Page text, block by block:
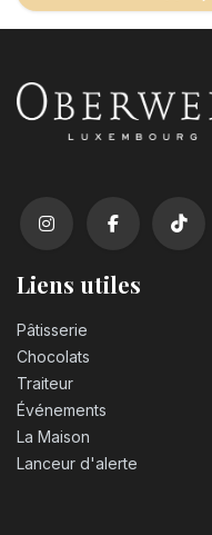
Liens utiles
Pâtisserie
Chocolats
Traiteur
Événements
La Maison
Lanceur d'alerte